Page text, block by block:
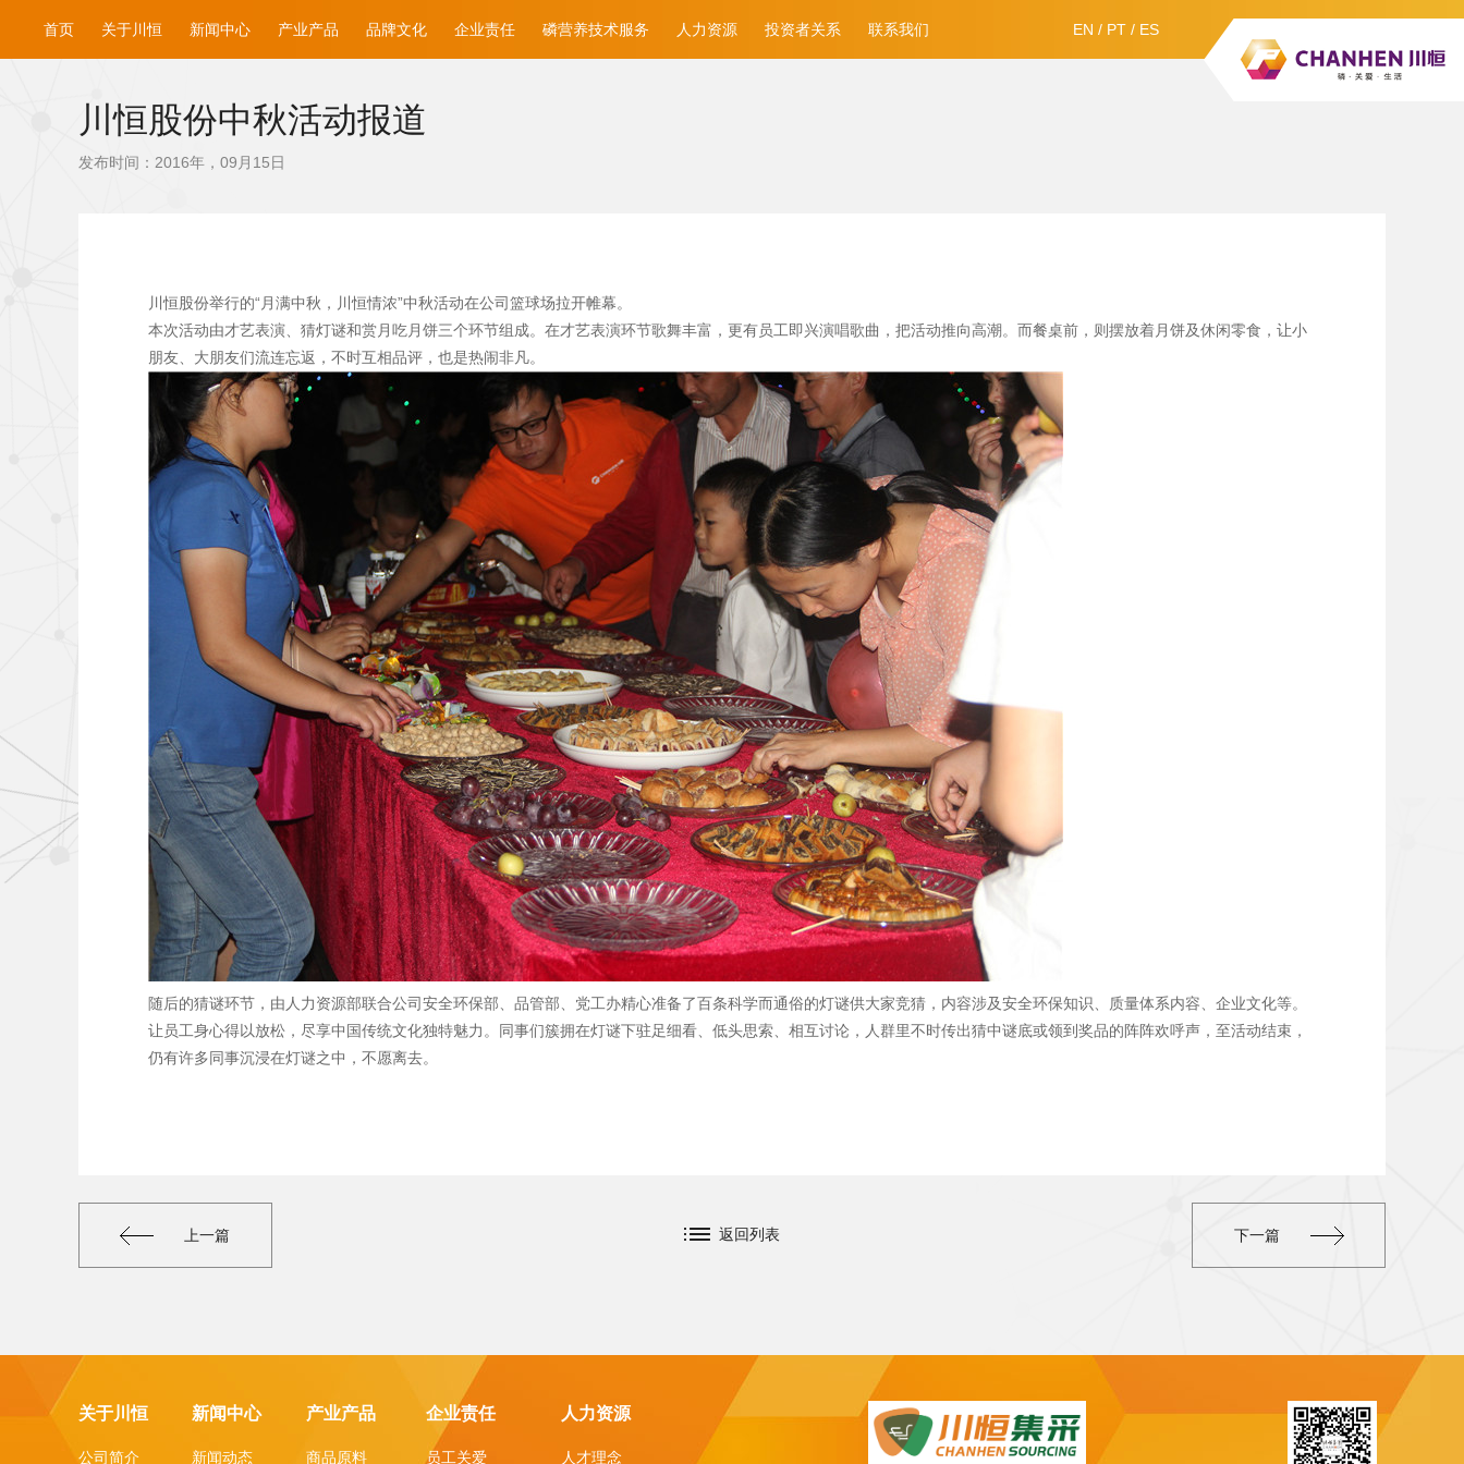
EN / PT / ES
首页 关于川恒 新闻中心 产业产品 品牌文化 企业责任 磷营养技术服务 人力资源 投资者关系 联系我们
川恒股份中秋活动报道
发布时间：2016年，09月15日
川恒股份举行的“月满中秋，川恒情浓”中秋活动在公司篮球场拉开帷幕。
本次活动由才艺表演、猜灯谜和赏月吃月饼三个环节组成。在才艺表演环节歌舞丰富，更有员工即兴演唱歌曲，把活动推向高潮。而餐桌前，则摆放着月饼及休闲零食，让小
朋友、大朋友们流连忘返，不时互相品评，也是热闹非凡。
随后的猜谜环节，由人力资源部联合公司安全环保部、品管部、党工办精心准备了百条科学而通俗的灯谜供大家竞猜，内容涉及安全环保知识、质量体系内容、企业文化等。
让员工身心得以放松，尽享中国传统文化独特魅力。同事们簇拥在灯谜下驻足细看、低头思索、相互讨论，人群里不时传出猜中谜底或领到奖品的阵阵欢呼声，至活动结束，
仍有许多同事沉浸在灯谜之中，不愿离去。
上一篇 下一篇
返回列表
关于川恒
公司简介
新闻中心
新闻动态
产业产品
商品原料
企业责任
员工关爱
人力资源
人才理念